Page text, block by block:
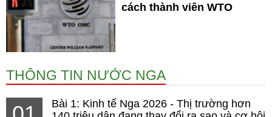
cách thành viên WTO
THÔNG TIN NƯỚC NGA
Bài 1: Kinh tế Nga 2026 - Thị trường hơn